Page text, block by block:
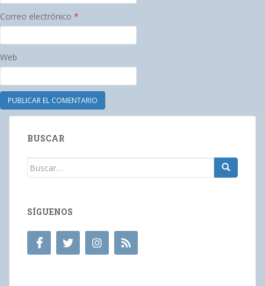
Correo electrónico *
Web
BUSCAR
Buscar:
SÍGUENOS